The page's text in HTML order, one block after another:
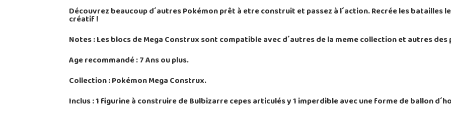
Découvrez beaucoup d´autres Pokémon prêt à etre construit et passez à l´action. Recrée les batailles
créatif !
Notes : Les blocs de Mega Construx sont compatible avec d´autres de la meme collection et autres
Age recommandé : 7 Ans ou plus.
Collection : Pokémon Mega Construx.
Inclus : 1 figurine à construire de Bulbizarre cepes articulés y 1 imperdible avec une forme de ballon